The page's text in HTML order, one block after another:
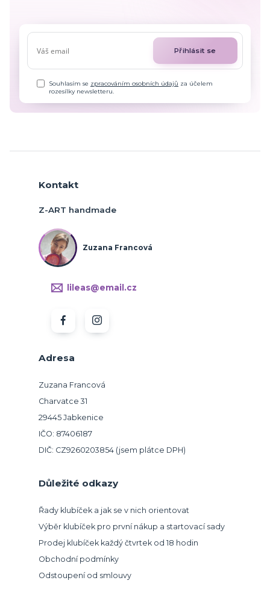
Přihlásit se
Souhlasím se zpracováním osobních údajů za účelem
rozesílky newsletteru.
Adresa
Zuzana Francová
Charvatce 31
29445 Jabkenice
IČO: 87406187
DIČ: CZ9260203854 (jsem plátce DPH)
Důležité odkazy
Řady klubíček a jak se v nich orientovat
Výběr klubíček pro první nákup a startovací sady
Prodej klubíček každý čtvrtek od 18 hodin
Obchodní podmínky
Odstoupení od smlouvy
Kontakt
Z-ART handmade
Zuzana Francová
lileas@email.cz